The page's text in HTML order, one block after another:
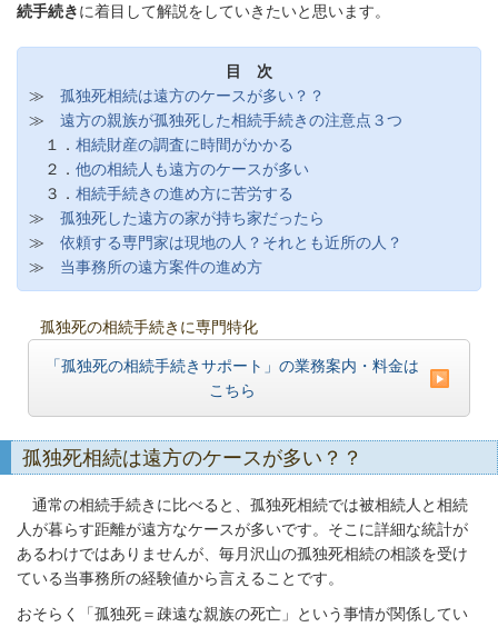
続手続きに着目して解説をしていきたいと思います。
目 次
≫ 孤独死相続は遠方のケースが多い？？
≫ 遠方の親族が孤独死した相続手続きの注意点３つ
１． 相続財産の調査に時間がかかる
２． 他の相続人も遠方のケースが多い
３． 相続手続きの進め方に苦労する
≫ 孤独死した遠方の家が持ち家だったら
≫ 依頼する専門家は現地の人？それとも近所の人？
≫ 当事務所の遠方案件の進め方
孤独死の相続手続きに専門特化
「孤独死の相続手続きサポート」の業務案内・料金は
こちら
孤独死相続は遠方のケースが多い？？
通常の相続手続きに比べると、孤独死相続では被相続人と相続
人が暮らす距離が遠方なケースが多いです。そこに詳細な統計が
あるわけではありませんが、毎月沢山の孤独死相続の相談を受け
ている当事務所の経験値から言えることです。
おそらく「孤独死＝疎遠な親族の死亡」という事情が関係してい